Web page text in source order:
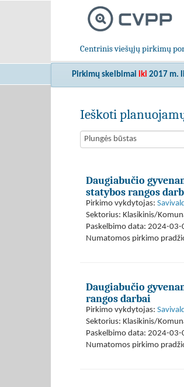
Centrinis viešųjų pirkimų
Pirkimų skelbimai iki 2017 m.
Ieškoti
Daugiabučio
statybos rangos
Pirkimo vykdytojas:
Sektorius: Klasikinis/
Paskelbimo data: 2024-03-
Numatomos pirkimo
Daugiabučio
rangos darbai
Pirkimo vykdytojas:
Sektorius: Klasikinis/
Paskelbimo data: 2024-03-
Numatomos pirkimo